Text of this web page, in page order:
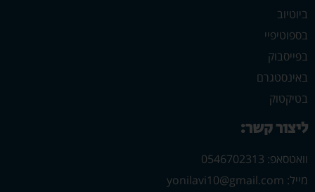
ביוטיוב
בספוטיפיי
בפייסבוק
באינסטגרם
בטיקטוק
ליצור קשר:
וואטסאפ: 0546702313
מייל: yonilavi10@gmail.com